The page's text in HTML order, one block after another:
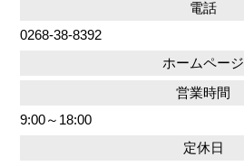
電話
0268-38-8392
ホームページ
営業時間
9:00～18:00
定休日